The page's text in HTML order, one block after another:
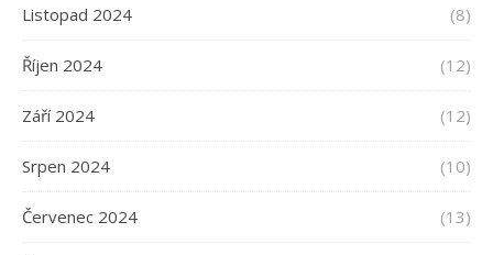
Listopad 2024 (8)
Říjen 2024 (12)
Září 2024 (12)
Srpen 2024 (10)
Červenec 2024 (13)